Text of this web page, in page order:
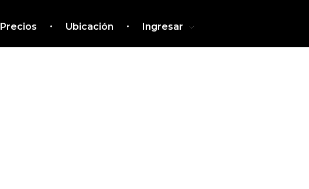
Precios Ubicación Ingresar